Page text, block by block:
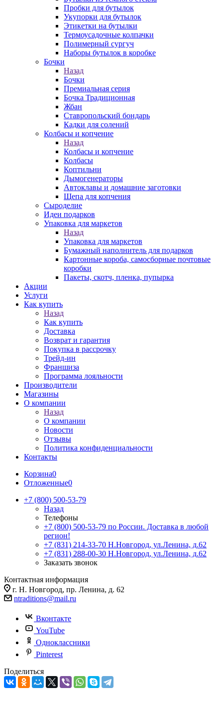
Пробки для бутылок
Укупорки для бутылок
Этикетки на бутылки
Термоусадочные колпачки
Полимерный сургуч
Наборы бутылок в коробке
Бочки
Назад
Бочки
Премиальная серия
Бочка Традиционная
Жбан
Ставропольский бондарь
Кадки для солений
Колбасы и копчение
Назад
Колбасы и копчение
Колбасы
Коптильни
Дымогенераторы
Автоклавы и домашние заготовки
Щепа для копчения
Сыроделие
Идеи подарков
Упаковка для маркетов
Назад
Упаковка для маркетов
Бумажный наполнитель для подарков
Картонные короба, самосборные почтовые
коробки
Пакеты, скотч, пленка, пупырка
Акции
Услуги
Как купить
Назад
Как купить
Доставка
Возврат и гарантия
Покупка в рассрочку
Трейд-ин
Франшиза
Программа лояльности
Производители
Магазины
О компании
Назад
О компании
Новости
Отзывы
Политика конфиденциальности
Контакты
Корзина0
Отложенные0
+7 (800) 500-53-79
Назад
Телефоны
+7 (800) 500-53-79 по России. Доставка в любой
регион!
+7 (831) 214-33-70 Н.Новгород, ул.Ленина, д.62
+7 (831) 288-00-30 Н.Новгород, ул.Ленина, д.62
Заказать звонок
Контактная информация
г. Н. Новгород, пр. Ленина, д. 62
ntraditions@mail.ru
Вконтакте
YouTube
Одноклассники
Pinterest
Поделиться